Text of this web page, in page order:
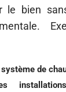
le bien
système de